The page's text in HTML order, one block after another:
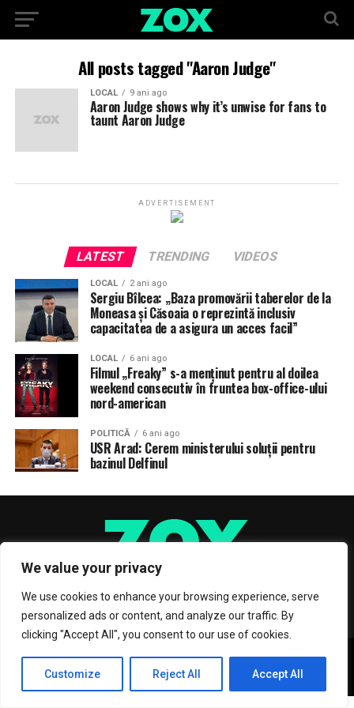
We value your privacy
We use cookies to enhance your browsing experience, serve
personalized ads or content, and analyze our traffic. By
clicking "Accept All", you consent to our use of cookies.
Customize Reject All Accept All
All posts tagged "Aaron Judge"
LOCAL 9 ani ago
Aaron Judge shows why it’s unwise for fans to
taunt Aaron Judge
ADVERTISEMENT
LATEST TRENDING VIDEOS
LOCAL 2 ani ago
Sergiu Bîlcea: „Baza promovării taberelor de la
Moneasa și Căsoaia o reprezintă inclusiv
capacitatea de a asigura un acces facil”
LOCAL 6 ani ago
Filmul „Freaky” s-a menţinut pentru al doilea
weekend consecutiv în fruntea box-office-ului
nord-american
POLITICĂ 6 ani ago
USR Arad: Cerem ministerului soluții pentru
bazinul Delfinul
Copyright © 2017 Zox News Theme. Theme by MVP Themes, powered
by WordPress.